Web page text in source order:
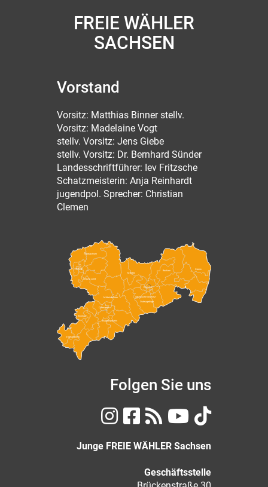
FREIE WÄHLER
SACHSEN
Vorstand
Vorsitz: Matthias Binner stellv.
Vorsitz: Madelaine Vogt
stellv. Vorsitz: Jens Giebe
stellv. Vorsitz: Dr. Bernhard Sünder
Landesschriftführer: Iev Fritzsche
Schatzmeisterin: Anja Reinhardt
jugendpol. Sprecher: Christian
Clemen
Bautzen Görlitz
Leipzig
Leipzig Land
Meißen
Erzgebirgskreis
Mittelsachsen
Nordsachsen
Osterzgebirge
Sächsische Schweiz-
Vogtlandkreis
Zwickau
Dresden
Chemnitz
Folgen Sie uns
Junge FREIE WÄHLER Sachsen
Geschäftsstelle